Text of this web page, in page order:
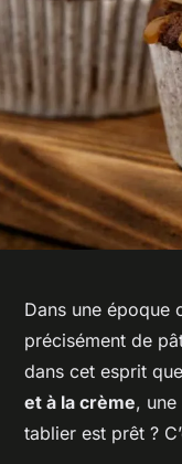
Dans une époque
précisément de
dans cet esprit
et à la crème,
tablier est prêt ?